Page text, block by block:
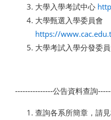
大學入學考試中心
大學甄選入學委員會
https://
大學考試入學分發委
---------------公告資料查詢
查詢各系所簡章，請